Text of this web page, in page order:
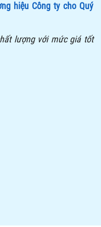
hiệu Công ty cho Quý
lượng với mức giá tốt